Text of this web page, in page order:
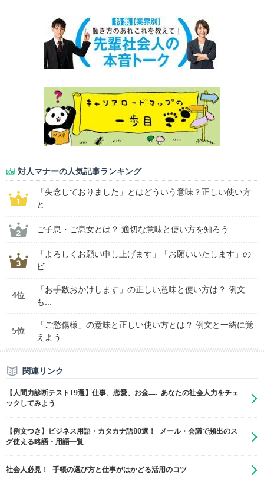
対人マナーの人気記事ランキング
「失念しておりました」とはどういう意味？正しい使い方
と...
ご子息・ご息女とは？ 適切な意味と使い方を知ろう
「よろしくお願い申し上げます」「お願いいたします」の
ビ...
4位
「お手数おかけします」の正しい意味と使い方は？ 例文
も...
5位
「ご愁傷様」の意味と正しい使い方とは？ 例文と一緒に覚
えよう
関連リンク
【人間力診断テスト19選】仕事、恋愛、お金…… あなたの社会人力をチェ
ックしてみよう
【例文つき】ビジネス用語・カタカナ語80選！ メール・会議で頻出のス
グ使える略語・用語一覧
社会人必見！ 手帳の選び方と仕事がはかどる活用のコツ